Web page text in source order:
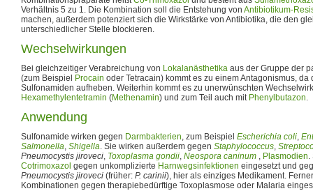
Verhältnis 5 zu 1. Die Kombination soll die Entstehung von Antibiotikum-
machen, außerdem potenziert sich die Wirkstärke von Antibiotika, die den
unterschiedlicher Stelle blockieren.
Wechselwirkungen
Bei gleichzeitiger Verabreichung von Lokalanästhetika aus der Gruppe der
(zum Beispiel
Procain oder Tetracain) kommt es zu einem Antagonismus,
Sulfonamiden aufheben. Weiterhin kommt es zu unerwünschten
Hexamethylentetramin (Methenamin) und zum Teil auch mit Phenylbutazon.
Anwendung
Sulfonamide wirken gegen Darmbakterien, zum Beispiel Escherichia coli,
Salmonella, Shigella. Sie wirken außerdem gegen Staphylococcus,
Pneumocystis jiroveci, Toxoplasma gondii, Neospora caninum , Plasmodien.
Cotrimoxazol gegen unkomplizierte Harnwegsinfektionen eingesetzt und
Pneumocystis jiroveci (früher: P. carinii), hier als einziges Medikament.
Kombinationen gegen therapiebedürftige Toxoplasmose oder Malaria